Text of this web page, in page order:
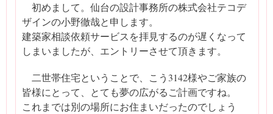
初めまして。仙台の設計事務所の株式会社テコデ
ザインの小野徹哉と申します。
建築家相談依頼サービスを拝見するのが遅くなって
しまいましたが、エントリーさせて頂きます。
二世帯住宅ということで、こう3142様やご家族の
皆様にとって、とても夢の広がるご計画ですね。
これまでは別の場所にお住まいだったのでしょう